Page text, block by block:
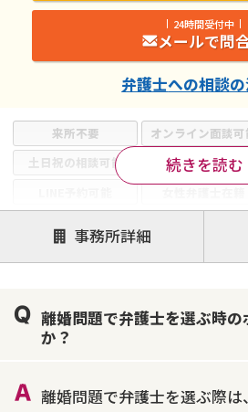
来所不要 オンライン面談可
土日祝の相談可能
19時以降電話可能
注力案件
離婚前相談
離婚調停
不貞・不倫慰謝料請求
国際離婚
財産分与
続きを読む
24時間受付中
メールで問
弁護士への相談
事務所詳細
離婚問題で弁護士を選ぶ時
か？
離婚問題で弁護士を選ぶ際